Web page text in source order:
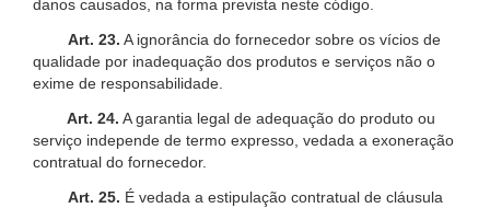
danos causados, na forma prevista neste código.
Art. 23. A ignorância do fornecedor sobre os vícios de
qualidade por inadequação dos produtos e serviços não o
exime de responsabilidade.
Art. 24. A garantia legal de adequação do produto ou
serviço independe de termo expresso, vedada a exoneração
contratual do fornecedor.
Art. 25. É vedada a estipulação contratual de cláusula